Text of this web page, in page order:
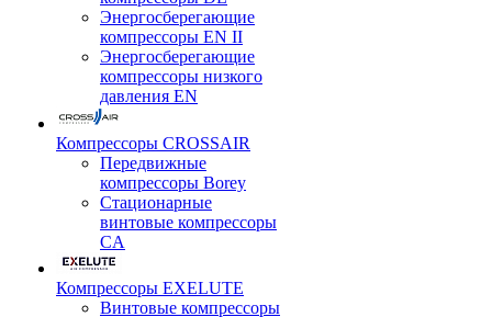
Энергосберегающие
компрессоры EN II
Энергосберегающие
компрессоры низкого
давления EN
Компрессоры CROSSAIR
Передвижные
компрессоры Borey
Стационарные
винтовые компрессоры
CA
Компрессоры EXELUTE
Винтовые компрессоры